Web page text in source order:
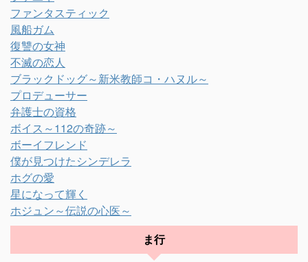
ファンタスティック
風船ガム
復讐の女神
不滅の恋人
ブラックドッグ～新米教師コ・ハヌル～
プロデューサー
弁護士の資格
ボイス～112の奇跡～
ボーイフレンド
僕が見つけたシンデレラ
ホグの愛
星になって輝く
ホジュン～伝説の心医～
ま行